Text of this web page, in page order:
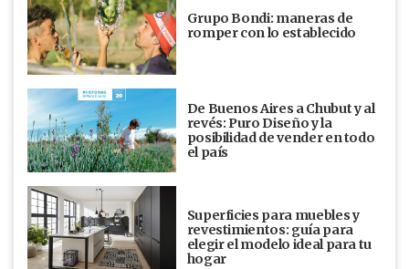
Grupo Bondi: maneras de
romper con lo establecido
De Buenos Aires a Chubut y al
revés: Puro Diseño y la
posibilidad de vender en todo
el país
Superficies para muebles y
revestimientos: guía para
elegir el modelo ideal para tu
hogar